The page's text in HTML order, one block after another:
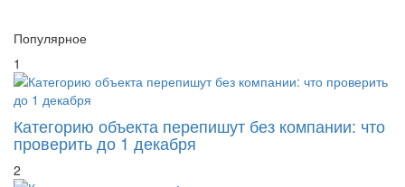
Популярное
1
Категорию объекта перепишут без компании: что
проверить до 1 декабря
2